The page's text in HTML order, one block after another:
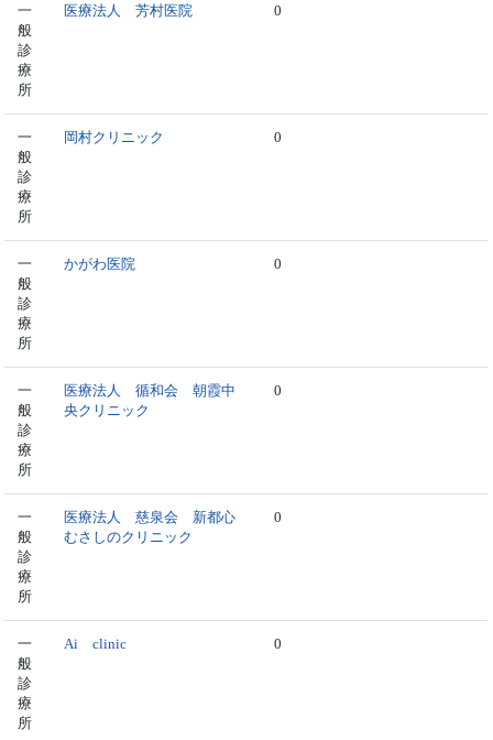
一
般
診
療
所
医療法人 芳村医院 0
一
般
診
療
所
岡村クリニック 0
一
般
診
療
所
かがわ医院 0
一
般
診
療
所
医療法人 循和会 朝霞中
央クリニック
0
一
般
診
療
所
医療法人 慈泉会 新都心
むさしのクリニック
0
一
般
診
療
所
Ai clinic 0